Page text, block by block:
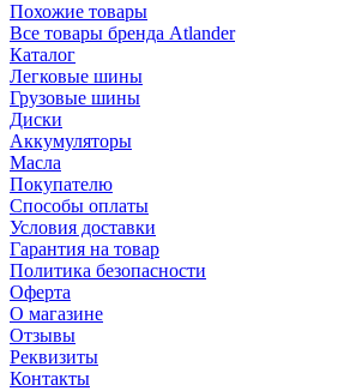
Похожие товары
Все товары бренда Atlander
Каталог
Легковые шины
Грузовые шины
Диски
Аккумуляторы
Масла
Покупателю
Способы оплаты
Условия доставки
Гарантия на товар
Политика безопасности
Оферта
О магазине
Отзывы
Реквизиты
Контакты